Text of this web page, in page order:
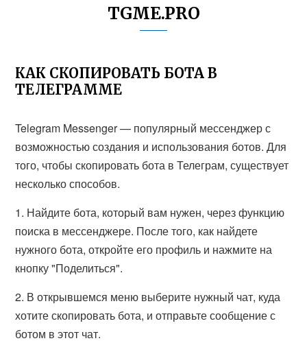
TGME.PRO
КАК СКОПИРОВАТЬ БОТА В
ТЕЛЕГРАММЕ
Telegram Messenger — популярный мессенджер с
возможностью создания и использования ботов. Для
того, чтобы скопировать бота в Телеграм, существует
несколько способов.
1. Найдите бота, который вам нужен, через функцию
поиска в мессенджере. После того, как найдете
нужного бота, откройте его профиль и нажмите на
кнопку "Поделиться".
2. В открывшемся меню выберите нужный чат, куда
хотите скопировать бота, и отправьте сообщение с
ботом в этот чат.